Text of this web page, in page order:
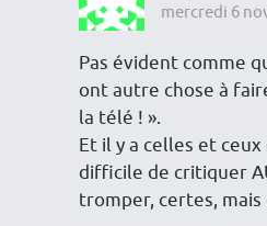
mercredi 6
Pas évident comme
ont autre chose à
la télé ! ».
Et il y a celles et
difficile de critiquer
tromper, certes, mais